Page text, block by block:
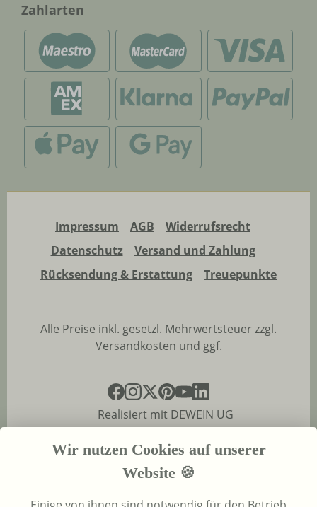
Zahlarten
Impressum AGB
Widerrufsrecht
Datenschutz
Versand und Zahlung
Rücksendung & Erstattung
Treuepunkte
Alle Preise inkl. gesetzl. Mehrwertsteuer zzgl.
Versandkosten und ggf.
Realisiert mit DEWEIN UG
Wir nutzen Cookies auf unserer
Website 🍪